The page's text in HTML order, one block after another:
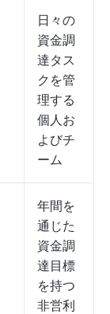
日々の
資金調
達タス
クを管
理する
個人お
よびチ
ーム
年間を
通じた
資金調
達目標
を持つ
非営利